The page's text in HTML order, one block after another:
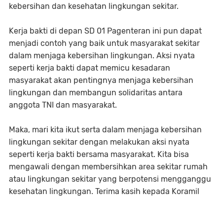
kebersihan dan kesehatan lingkungan sekitar.
Kerja bakti di depan SD 01 Pagenteran ini pun dapat
menjadi contoh yang baik untuk masyarakat sekitar
dalam menjaga kebersihan lingkungan. Aksi nyata
seperti kerja bakti dapat memicu kesadaran
masyarakat akan pentingnya menjaga kebersihan
lingkungan dan membangun solidaritas antara
anggota TNI dan masyarakat.
Maka, mari kita ikut serta dalam menjaga kebersihan
lingkungan sekitar dengan melakukan aksi nyata
seperti kerja bakti bersama masyarakat. Kita bisa
mengawali dengan membersihkan area sekitar rumah
atau lingkungan sekitar yang berpotensi mengganggu
kesehatan lingkungan. Terima kasih kepada Koramil